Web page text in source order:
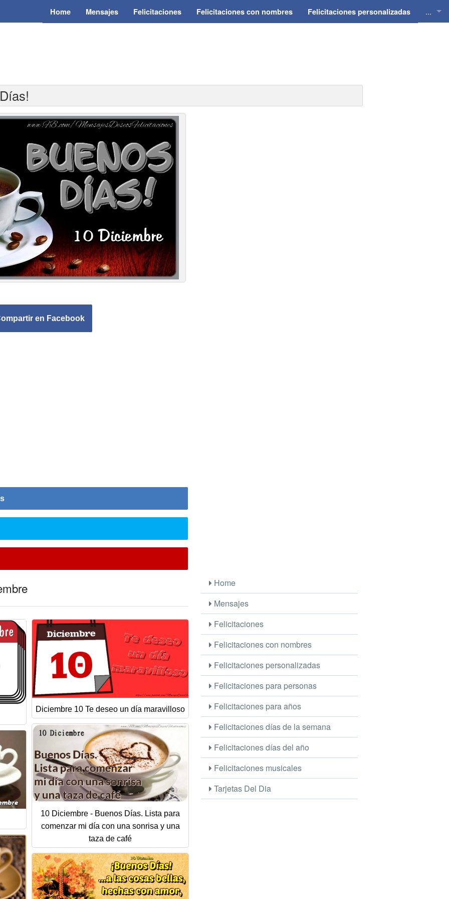
Home Mensajes Felicitaciones Felicitaciones con nombres Felicitaciones personalizadas ...
en Facebook
Diciembre 10 Te deseo un día maravilloso
10 Diciembre - Buenos Días. Lista para
comenzar mi día con una sonrisa y una
taza de café
Home
Mensajes
Felicitaciones
Felicitaciones con nombres
Felicitaciones personalizadas
Felicitaciones para personas
Felicitaciones para años
Felicitaciones días de la semana
Felicitaciones días del año
Felicitaciones musicales
Tarjetas Del Dia